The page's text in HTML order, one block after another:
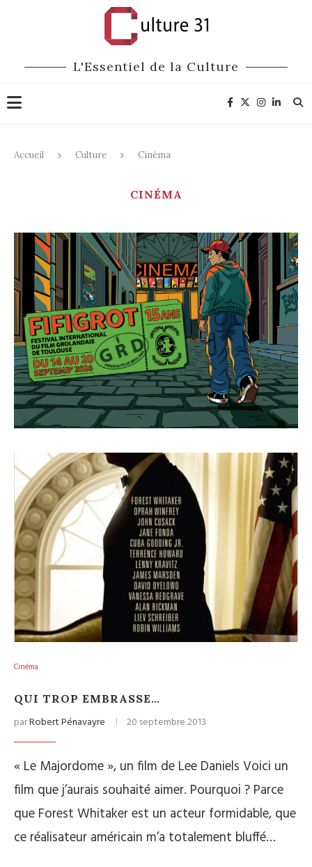
L'Essentiel de la Culture
Accueil Culture Cinéma
CINÉMA
Cinéma
QUI TROP EMBRASSE…
parRobert Pénavayre 20 septembre 2013
« Le Majordome », un film de Lee Daniels Voici un
film que j’aurais souhaité aimer. Pourquoi ? Parce
que Forest Whitaker est un acteur formidable, que
ce réalisateur américain m’a totalement bluffé…